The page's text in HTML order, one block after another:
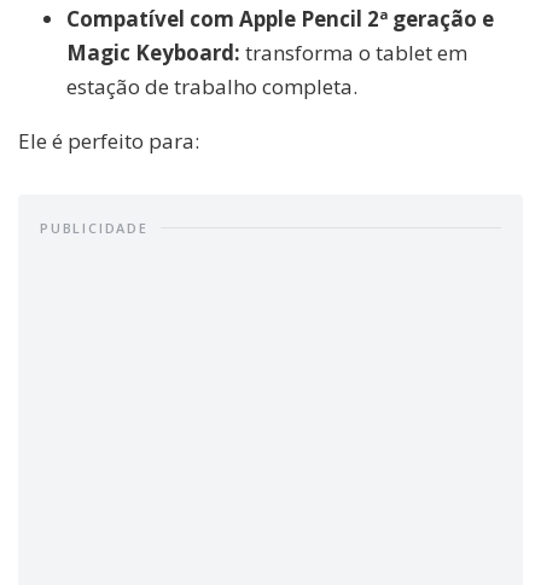
Compatível com Apple Pencil 2ª geração e
Magic Keyboard: transforma o tablet em
estação de trabalho completa.
Ele é perfeito para:
PUBLICIDADE